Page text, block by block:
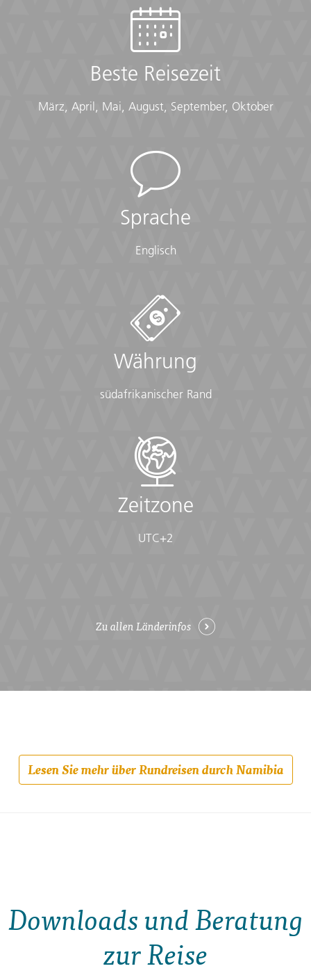
exkl. Anreise
Beste Reisezeit
März, April, Mai, August, September, Oktober
Sprache
Englisch
Währung
südafrikanischer Rand
Zeitzone
UTC+2
Zu allen Länderinfos
Lesen Sie mehr über Rundreisen durch Namibia
Downloads und Beratung
zur Reise